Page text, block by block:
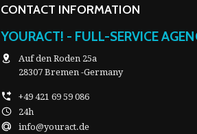
CONTACT INFORMATION
YOURACT! - FULL-SERVICE
Auf den Roden 25a
28307 Bremen -Germany
+49 421 69 59 086
24h
info@youract.de